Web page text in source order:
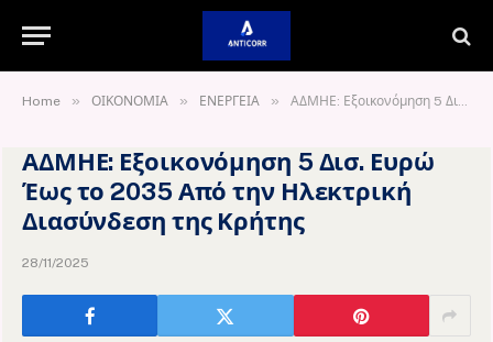
Home » ΟΙΚΟΝΟΜΙΑ » ΕΝΕΡΓΕΙΑ » ΑΔΜΗΕ: Εξοικονόμηση 5 Δισ. Ευρώ Έως το 2035 Από την Ηλεκτρική Διασύνδεση της Κρήτης
ΑΔΜΗΕ: Εξοικονόμηση 5 Δισ. Ευρώ
Έως το 2035 Από την Ηλεκτρική
Διασύνδεση της Κρήτης
28/11/2025